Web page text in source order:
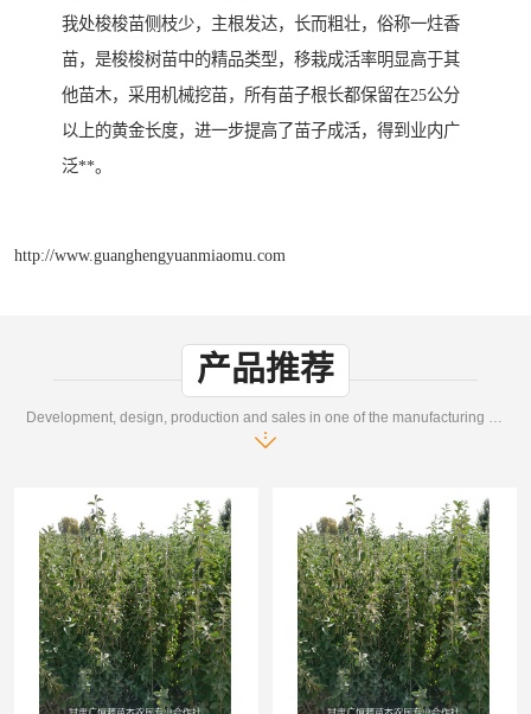
我处梭梭苗侧枝少，主根发达，长而粗壮，俗称一炷香
苗，是梭梭树苗中的精品类型，移栽成活率明显高于其
他苗木，采用机械挖苗，所有苗子根长都保留在25公分
以上的黄金长度，进一步提高了苗子成活，得到业内广
泛**。
http://www.guanghengyuanmiaomu.com
产品推荐